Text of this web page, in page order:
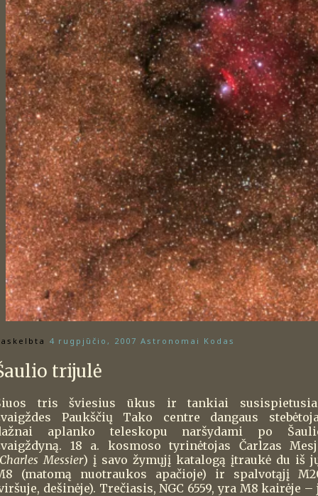
4 rugpjūčio, 2007 Astronomai Kodas
trijulė
tris šviesius ūkus ir tankiai
Paukščių Tako centre dangaus
aplanko teleskopu naršydami po
18 a. kosmoso tyrinėtojas Čarlzas
Charles Messier) į savo žymųjį katalogą įtraukė du iš
(matomą nuotraukos apačioje) ir spalvotąjį
dešinėje). Trečiasis, NGC 6559, yra M8 kairėje –